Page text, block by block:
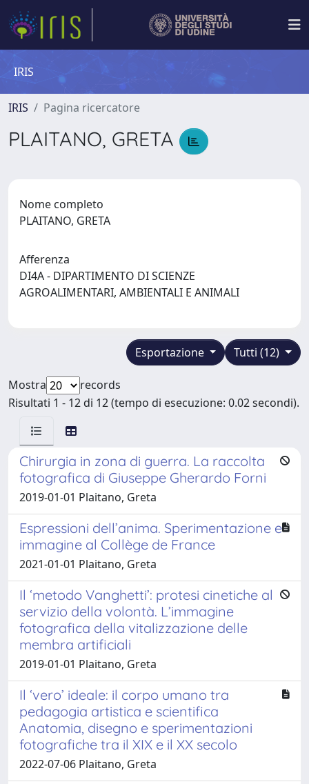
IRIS
IRIS Pagina ricercatore
PLAITANO, GRETA
Nome completo
PLAITANO, GRETA
Afferenza
DI4A - DIPARTIMENTO DI SCIENZE
AGROALIMENTARI, AMBIENTALI E ANIMALI
Tutti (12)
Esportazione
Mostra
records
Risultati 1 - 12 di 12 (tempo di esecuzione: 0.02 secondi).
Chirurgia in zona di guerra. La raccolta
fotografica di Giuseppe Gherardo Forni
2019-01-01 Plaitano, Greta
Espressioni dell’anima. Sperimentazione e
immagine al Collège de France
2021-01-01 Plaitano, Greta
Il ‘metodo Vanghetti’: protesi cinetiche al
servizio della volontà. L’immagine
fotografica della vitalizzazione delle
membra artificiali
2019-01-01 Plaitano, Greta
Il ‘vero’ ideale: il corpo umano tra
pedagogia artistica e scientifica
Anatomia, disegno e sperimentazioni
fotografiche tra il XIX e il XX secolo
2022-07-06 Plaitano, Greta